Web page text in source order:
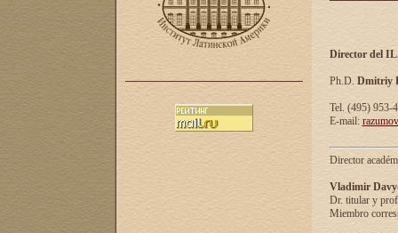
Director del
Ph.D. Dmitriy
Tel. (495) 953-
E-mail:
Director
Vladimir
Dr. titular y
Miembro